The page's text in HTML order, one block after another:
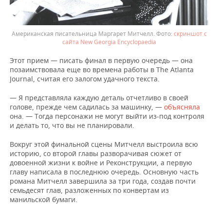
Американская писательница Маргарет Митчелл.
скриншот с
сайта New Georgia Encyclopaedia
Этот прием — писать финал в первую очередь — она
позаимствовала еще во времена работы в The Atlanta
Journal, считая его залогом удачного текста.
— Я представляла каждую деталь отчетливо в своей
голове, прежде чем садилась за машинку, — объясняла
она. — Тогда персонажи не могут выйти из-под контроля
и делать то, что вы не планировали.
Вокруг этой финальной сцены Митчелл выстроила всю
историю, со второй главы разворачивая сюжет от
довоенной жизни к войне и Реконструкции, а первую
главу написала в последнюю очередь. Основную часть
романа Митчелл завершила за три года, создав почти
семьдесят глав, разложенных по конвертам из
манильской бумаги.